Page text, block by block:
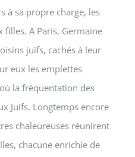
à sa propre charge, les
filles. A Paris, Germaine
juifs, cachés à leur
eux les emplettes
la fréquentation des
Juifs. Longtemps encore
chaleureuses réunirent
chacune enrichie de